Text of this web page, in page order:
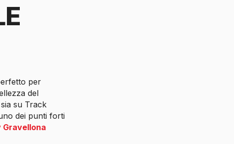
per
del
su Track
dei punti forti